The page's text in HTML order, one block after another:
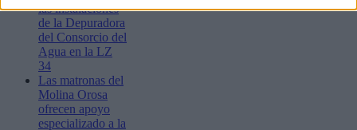
las instalaciones
de la Depuradora
del Consorcio del
Agua en la LZ
34
Las matronas del
Molina Orosa
ofrecen apoyo
especializado a la